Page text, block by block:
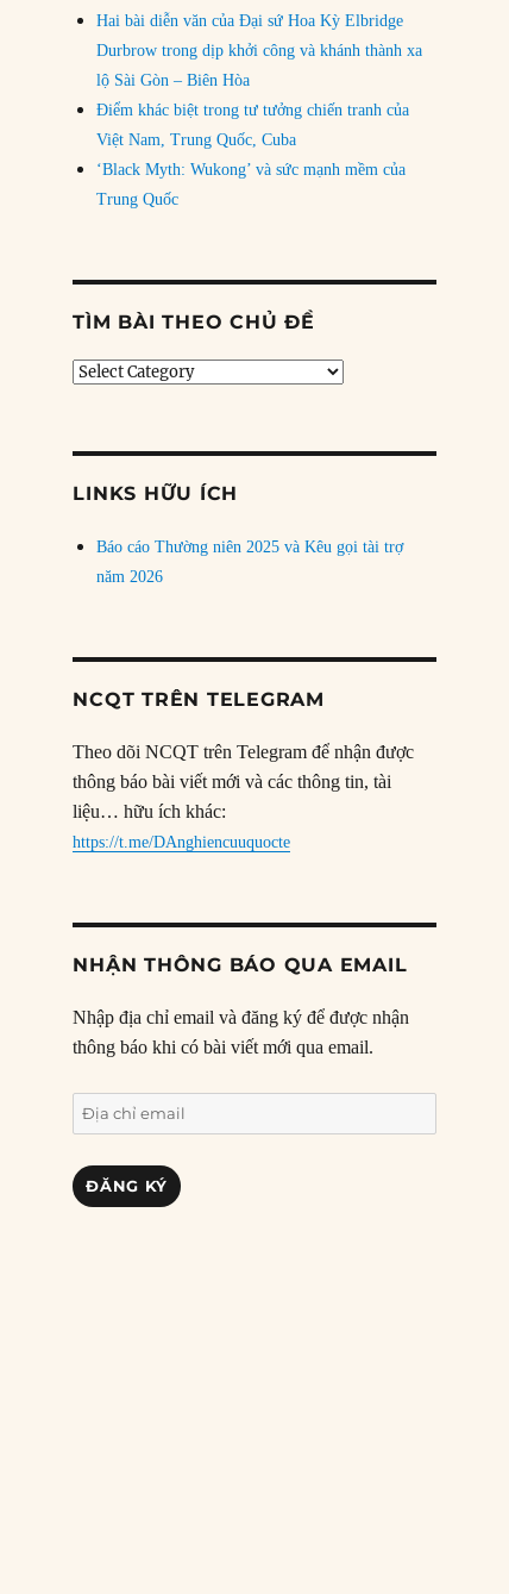
Hai bài diễn văn của Đại sứ Hoa Kỳ Elbridge
Durbrow trong dịp khởi công và khánh thành xa
lộ Sài Gòn – Biên Hòa
Điểm khác biệt trong tư tưởng chiến tranh của
Việt Nam, Trung Quốc, Cuba
‘Black Myth: Wukong’ và sức mạnh mềm của
Trung Quốc
TÌM BÀI THEO CHỦ ĐỀ
Tìm
chủ
LINKS HỮU ÍCH
Báo cáo Thường niên 2025 và Kêu gọi tài trợ
năm 2026
NCQT TRÊN TELEGRAM
Theo dõi NCQT trên Telegram để nhận được
thông báo bài viết mới và các thông tin, tài
liệu… hữu ích khác:
https://t.me/DAnghiencuuquocte
NHẬN THÔNG BÁO QUA EMAIL
Nhập địa chỉ email và đăng ký để được nhận
thông báo khi có bài viết mới qua email.
Địa
chỉ
email
ĐĂNG KÝ